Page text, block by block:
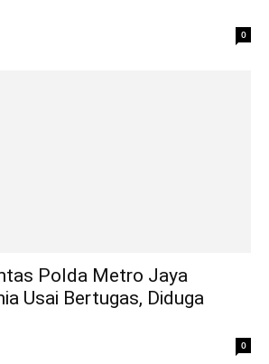
0
Polda Metro Jaya
Usai Bertugas, Diduga
0